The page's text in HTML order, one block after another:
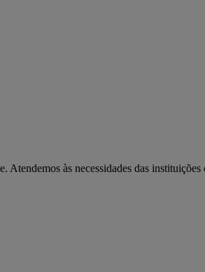
às necessidades das